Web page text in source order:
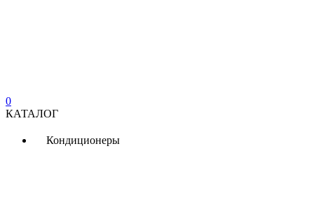
0
КАТАЛОГ
Кондиционеры